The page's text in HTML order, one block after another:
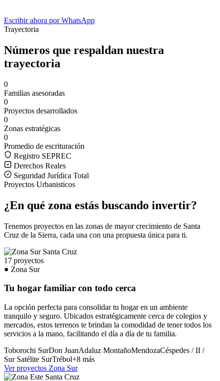
Escribir ahora por WhatsApp
Trayectoria
Números que respaldan nuestra
trayectoria
0
Familias asesoradas
0
Proyectos desarrollados
0
Zonas estratégicas
0
Promedio de escrituración
Registro SEPREC
Derechos Reales
Seguridad Jurídica Total
Proyectos Urbanisticos
¿En qué zona estás buscando invertir?
Tenemos proyectos en las zonas de mayor crecimiento de Santa
Cruz de la Sierra, cada una con una propuesta única para ti.
17 proyectos
Zona Sur
Tu hogar familiar con todo cerca
La opción perfecta para consolidar tu hogar en un ambiente
tranquilo y seguro. Ubicados estratégicamente cerca de colegios y
mercados, estos terrenos te brindan la comodidad de tener todos los
servicios a la mano, facilitando el día a día de tu familia.
Toborochi SurDon JuanAdaluz MontañoMendozaCéspedes / II /
Sur Satélite SurTrébol+8 más
Ver proyectos Zona Sur